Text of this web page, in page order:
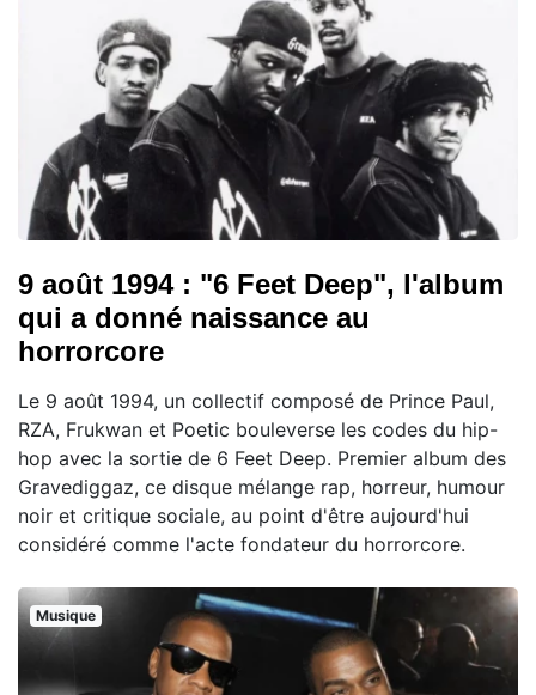
9 août 1994 : "6 Feet Deep", l'album
qui a donné naissance au
horrorcore
Le 9 août 1994, un collectif composé de Prince Paul,
RZA, Frukwan et Poetic bouleverse les codes du hip-
hop avec la sortie de 6 Feet Deep. Premier album des
Gravediggaz, ce disque mélange rap, horreur, humour
noir et critique sociale, au point d'être aujourd'hui
considéré comme l'acte fondateur du horrorcore.
Musique